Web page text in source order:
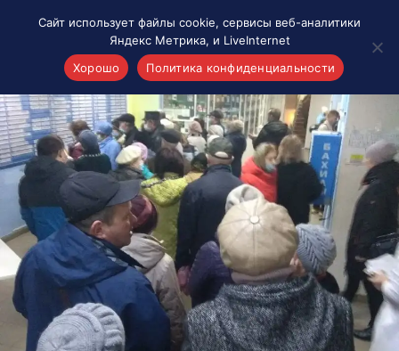
Акценты
Материалы о Рязани и области
Проекты 7 инфо
Здоровье
Интересное
Новости кино и ТВ
Новости России
Политика
Новости мира
Все материалы 7инфо
Сайт использует файлы cookie, сервисы веб-аналитики
Яндекс Метрика, и LiveInternet
Хорошо
Политика конфиденциальности